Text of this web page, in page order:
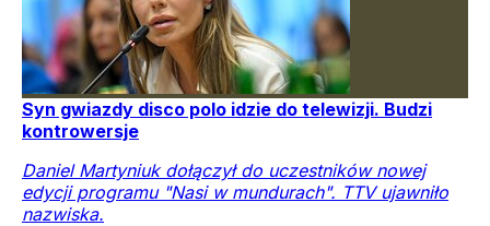
Syn gwiazdy disco polo idzie do telewizji. Budzi
kontrowersje
Daniel Martyniuk dołączył do uczestników nowej
edycji programu "Nasi w mundurach". TTV ujawniło
nazwiska.